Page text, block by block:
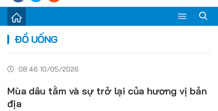
Sự kiện
Kinh tế - Tiêu dùng
Đời sống
Thị trường
ĐỒ UỐNG
08:46 10/05/2026
Mùa dâu tằm và sự trở lại của hương vị bản
địa